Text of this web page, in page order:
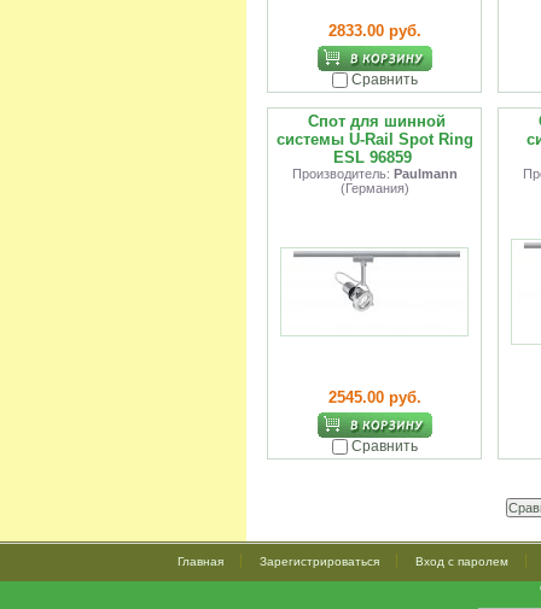
2833.00 руб.
Сравнить
Спот для шинной
системы U-Rail Spot Ring
ESL 96859
Производитель: Paulmann
(Германия)
2545.00 руб.
Сравнить
Главная Зарегистрироваться
Вход с паролем